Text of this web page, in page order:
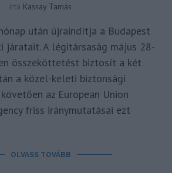
írta Kassay Tamás
után újraindítja a Budapest
járatait. A légitársaság május 28-
összeköttetést biztosít a két
a közel-keleti biztonsági
az European Union
friss iránymutatásai ezt
OLVASS TOVÁBB